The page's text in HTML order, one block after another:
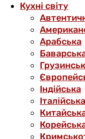
Кухні світу
Арабська
Індійська
Італійська